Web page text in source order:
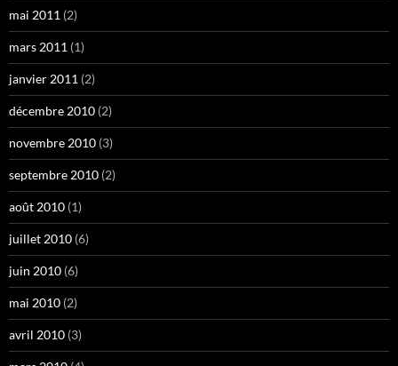
mai 2011 (2)
mars 2011 (1)
janvier 2011 (2)
décembre 2010 (2)
novembre 2010 (3)
septembre 2010 (2)
août 2010 (1)
juillet 2010 (6)
juin 2010 (6)
mai 2010 (2)
avril 2010 (3)